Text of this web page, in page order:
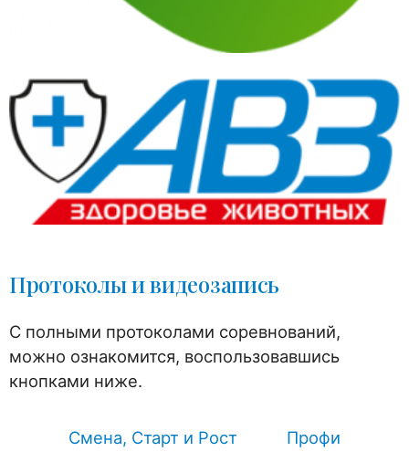
Протоколы и видеозапись
С полными протоколами соревнований,
можно ознакомится, воспользовавшись
кнопками ниже.
Смена, Старт и Рост Профи